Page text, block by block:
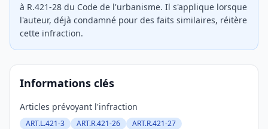
à R.421-28 du Code de l'urbanisme. Il s'applique lorsque
l'auteur, déjà condamné pour des faits similaires, réitère
cette infraction.
Informations clés
Articles prévoyant l'infraction
ART.L.421-3 ART.R.421-26
ART.R.421-27